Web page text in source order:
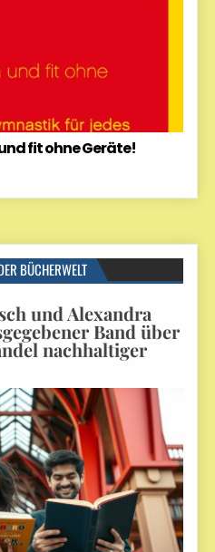
fit ohne Geräte!
BÜCHERWELT
und Alexandra
Band über
nachhaltiger